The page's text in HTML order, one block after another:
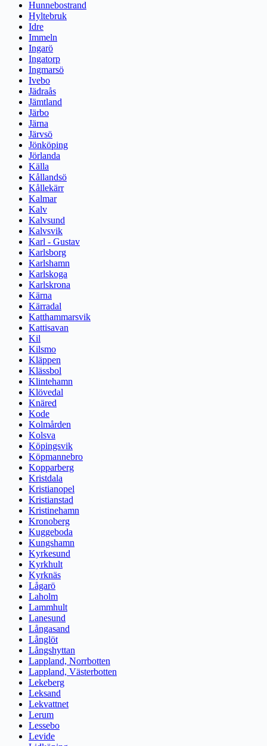
Hunnebostrand
Hyltebruk
Idre
Immeln
Ingarö
Ingatorp
Ingmarsö
Ivebo
Jädraås
Jämtland
Järbo
Järna
Järvsö
Jönköping
Jörlanda
Källa
Kållandsö
Kållekärr
Kalmar
Kalv
Kalvsund
Kalvsvik
Karl - Gustav
Karlsborg
Karlshamn
Karlskoga
Karlskrona
Kärna
Kärradal
Katthammarsvik
Kattisavan
Kil
Kilsmo
Kläppen
Klässbol
Klintehamn
Klövedal
Knäred
Kode
Kolmården
Kolsva
Köpingsvik
Köpmannebro
Kopparberg
Kristdala
Kristianopel
Kristianstad
Kristinehamn
Kronoberg
Kuggeboda
Kungshamn
Kyrkesund
Kyrkhult
Kyrknäs
Lågarö
Laholm
Lammhult
Lanesund
Långasand
Långlöt
Långshyttan
Lappland, Norrbotten
Lappland, Västerbotten
Lekeberg
Leksand
Lekvattnet
Lerum
Lessebo
Levide